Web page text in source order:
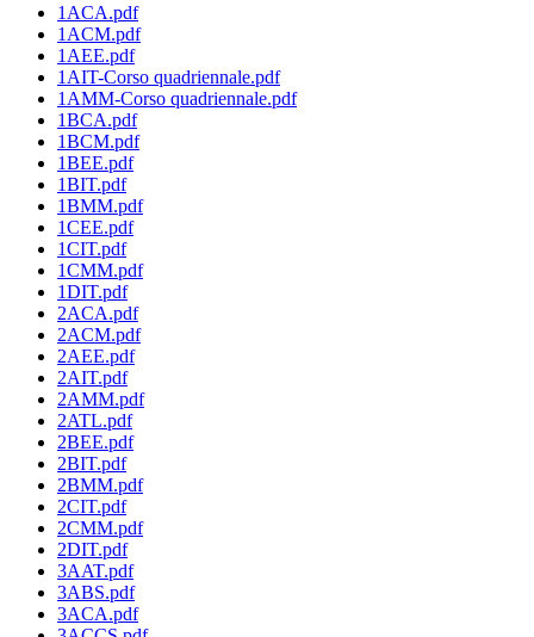
1ACA.pdf
1ACM.pdf
1AEE.pdf
1AIT-Corso quadriennale.pdf
1AMM-Corso quadriennale.pdf
1BCA.pdf
1BCM.pdf
1BEE.pdf
1BIT.pdf
1BMM.pdf
1CEE.pdf
1CIT.pdf
1CMM.pdf
1DIT.pdf
2ACA.pdf
2ACM.pdf
2AEE.pdf
2AIT.pdf
2AMM.pdf
2ATL.pdf
2BEE.pdf
2BIT.pdf
2BMM.pdf
2CIT.pdf
2CMM.pdf
2DIT.pdf
3AAT.pdf
3ABS.pdf
3ACA.pdf